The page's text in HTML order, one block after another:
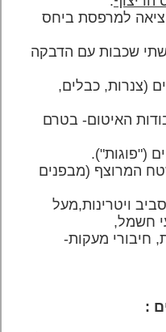
למרפסת ביחס
בשתי שכבות עם הדבקה
(צנרות, כבלים,
האיטום- בטרם
המרוצף (מבפנים
ויטרינות,מעל
חשמל,
חיבורי מעקות-
: